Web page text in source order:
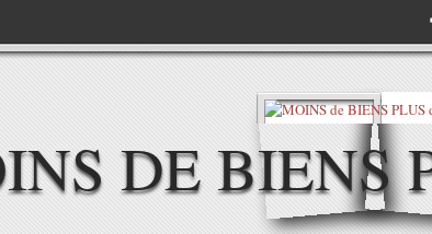
DE BIENS